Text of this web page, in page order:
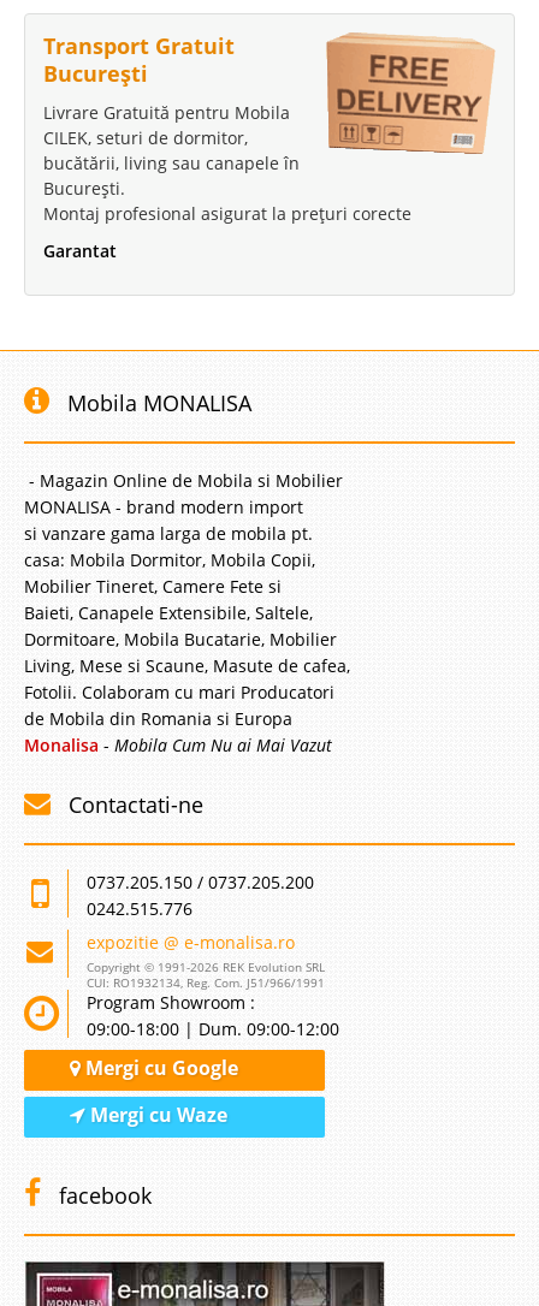
Transport Gratuit
București
Livrare Gratuită pentru Mobila
CILEK, seturi de dormitor,
bucătării, living sau canapele în
București.
Montaj profesional asigurat la prețuri corecte
Garantat
Mobila MONALISA
- Magazin Online de Mobila si Mobilier
MONALISA - brand modern import
si vanzare gama larga de mobila pt.
casa: Mobila Dormitor, Mobila Copii,
Mobilier Tineret, Camere Fete si
Baieti, Canapele Extensibile, Saltele,
Dormitoare, Mobila Bucatarie, Mobilier
Living, Mese si Scaune, Masute de cafea,
Fotolii. Colaboram cu mari Producatori
de Mobila din Romania si Europa
Monalisa - Mobila Cum Nu ai Mai Vazut
Contactati-ne
0737.205.150 / 0737.205.200
0242.515.776
expozitie @ e-monalisa.ro
Copyright © 1991-2026 REK Evolution SRL
CUI: RO1932134, Reg. Com. J51/966/1991
Program Showroom :
09:00-18:00 | Dum. 09:00-12:00
Mergi cu Google
Mergi cu Waze
facebook